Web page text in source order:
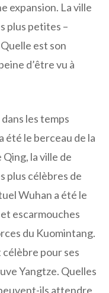
expansion. La ville
plus petites –
est son
d’être vu à
les temps
été le berceau de la
la ville de
plus célèbres de
Wuhan a été le
escarmouches
du Kuomintang.
pour ses
Yangtze. Quelles
ils attendre